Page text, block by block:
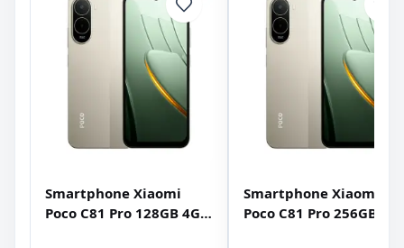
Smartphone Xiaomi
Poco C81 Pro 128GB 4GB
Smartphone Xiaomi
Poco C81 Pro 256GB